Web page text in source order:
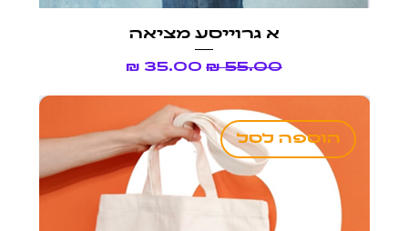
א גרוייסע מציאה
מחיר רגילמחיר מבצע
הוספה לסל